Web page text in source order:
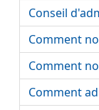
Conseil
Comment
Comment
Comment